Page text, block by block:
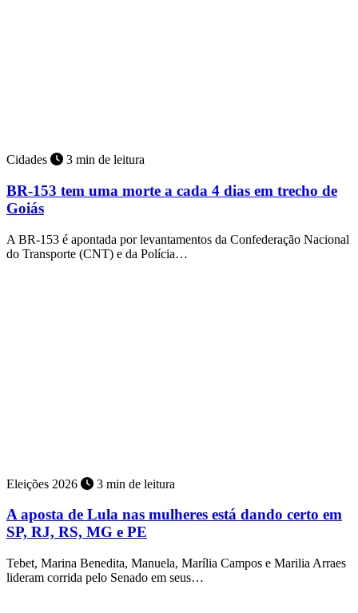
Cidades 3 min de leitura
BR-153 tem uma morte a cada 4 dias em trecho de
Goiás
A BR-153 é apontada por levantamentos da Confederação Nacional
do Transporte (CNT) e da Polícia…
Eleições 2026 3 min de leitura
A aposta de Lula nas mulheres está dando certo em
SP, RJ, RS, MG e PE
Tebet, Marina Benedita, Manuela, Marília Campos e Marilia Arraes
lideram corrida pelo Senado em seus…